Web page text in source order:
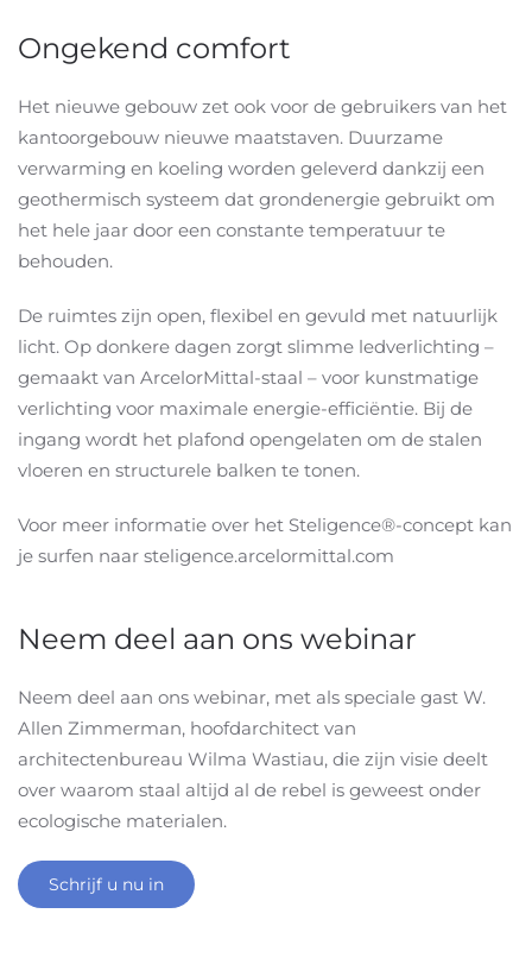
Ongekend comfort
Het nieuwe gebouw zet ook voor de gebruikers van het
kantoorgebouw nieuwe maatstaven. Duurzame
verwarming en koeling worden geleverd dankzij een
geothermisch systeem dat grondenergie gebruikt om
het hele jaar door een constante temperatuur te
behouden.
De ruimtes zijn open, flexibel en gevuld met natuurlijk
licht. Op donkere dagen zorgt slimme ledverlichting –
gemaakt van ArcelorMittal-staal – voor kunstmatige
verlichting voor maximale energie-efficiëntie. Bij de
ingang wordt het plafond opengelaten om de stalen
vloeren en structurele balken te tonen.
Voor meer informatie over het Steligence®-concept kan
je surfen naar steligence.arcelormittal.com
Neem deel aan ons webinar
Neem deel aan ons webinar, met als speciale gast W.
Allen Zimmerman, hoofdarchitect van
architectenbureau Wilma Wastiau, die zijn visie deelt
over waarom staal altijd al de rebel is geweest onder
ecologische materialen.
Schrijf u nu in